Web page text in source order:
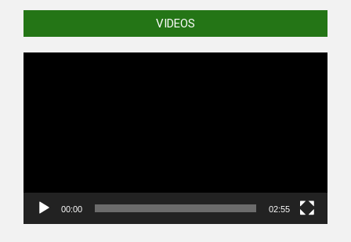
VIDEOS
00:00 02:55